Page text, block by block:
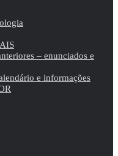
– enunciados e
e informações